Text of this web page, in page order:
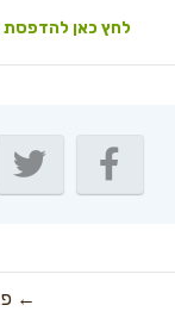
לחץ כאן להדפסת
←